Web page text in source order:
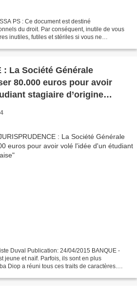
PS : Ce document est destiné
du droit. Par conséquent, inutile de vous
inutiles, futiles et stériles si vous ne
: La Société Générale
80.000 euros pour avoir
stagiaire d’origine
Duval Publication: 24/04/2015 BANQUE -
jeune et naïf. Parfois, ils sont en plus
Diop a réuni tous ces traits de caractères.